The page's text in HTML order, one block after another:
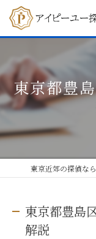
東京都豊
東京都豊島
解説